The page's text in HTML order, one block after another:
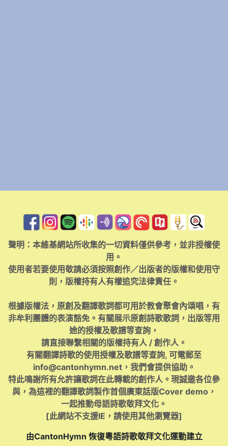
聲明：本維基網站所收集的一切資料僅供參考，並非授權使
用。
使用者若要使用敬請必須按照創作／出版者的版權和使用守
則，版權持有人有權追究法律責任。
根據版權法，原創及翻譯歌詞都可用於教會聚會內頌唱，有
非牟利團體的表演豁免。有關展示原創詩歌歌詞，出版等用
途的授權及歌譜等查詢，
請直接聯繫相關的版權持有人 / 創作人。
有關翻譯詩歌的使用授權及歌譜等查詢, 可電郵至
info@cantonhymn.net，我們會提供協助。
特此鳴謝所有允許讓歌詞在此轉載的創作人。現誠邀各位參
與，為這裡的翻譯歌詞製作首個廣東話版Cover demo，
一起推動母語詩歌敬拜文化。
[此網站不支援IE，請使用其他瀏覽器]
由CantonHymn 恢復粵語詩歌敬拜文化運動建立